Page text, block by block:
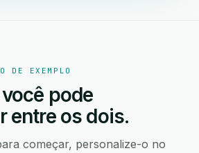
DE EXEMPLO
pode
entre os dois.
começar, personalize-o no